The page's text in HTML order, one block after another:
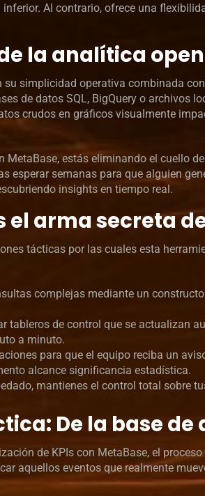
Al contrario, ofrece una
la analítica
simplicidad operativa combinada
de datos SQL, BigQuery o archivos
crudos en gráficos visualmente
estás eliminando el cuello
esperar semanas para que alguien
insights en tiempo real.
el arma secreta
tácticas por las cuales esta
complejas mediante un
tableros de control que se actualizan
a minuto.
para que el equipo reciba un
alcance significancia estadística.
mantienes el control total sobre
De la base
de KPIs con MetaBase, el
aquellos eventos que realmente